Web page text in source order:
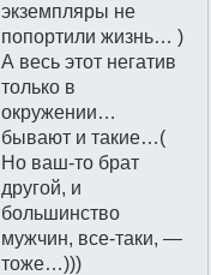
экземпляры не
попортили жизнь… )
А весь этот негатив
только в
окружении…
бывают и такие…(
Но ваш-то брат
другой, и
большинство
мужчин, все-таки, —
тоже…)))